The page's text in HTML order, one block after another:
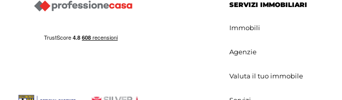
SERVIZI IMMOBILIARI
Immobili
Agenzie
Valuta il tuo immobile